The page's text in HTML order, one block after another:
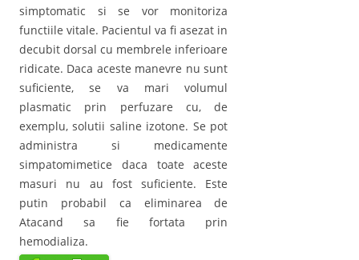
simptomatic si se vor monitoriza
functiile vitale. Pacientul va fi asezat in
decubit dorsal cu membrele inferioare
ridicate. Daca aceste manevre nu sunt
suficiente, se va mari volumul
plasmatic prin perfuzare cu, de
exemplu, solutii saline izotone. Se pot
administra si medicamente
simpatomimetice daca toate aceste
masuri nu au fost suficiente. Este
putin probabil ca eliminarea de
Atacand sa fie fortata prin
hemodializa.